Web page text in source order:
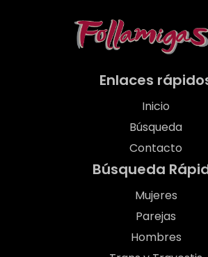
Enlaces
Inicio
Búsqueda
Contacto
Búsqueda
Mujeres
Parejas
Hombres